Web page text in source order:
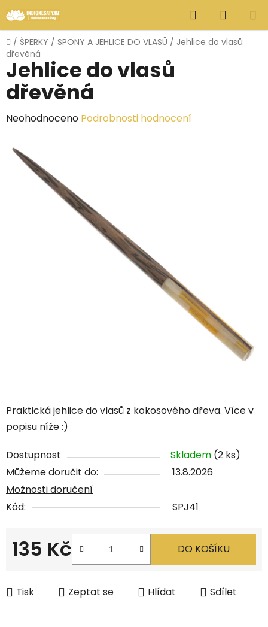
na
obsah
Hledat
KOŠÍK
Domů
/ ŠPERKY / SPONY A JEHLICE DO VLASŮ / Jehlice do vlasů
dřevěná
Praktická jehlice do vlasů z kokosového dřeva. Více v
popisu níže :)
Dostupnost Skladem (2 ks)
Můžeme doručit do:
13.8.2026
Možnosti doručení
Kód:
SPJ41
135 Kč DO KOŠÍKU
Tisk Zeptat se Hlídat Sdílet
Jehlice do vlasů
dřevěná
Průměrné
produktu
Neohodnoceno Podrobnosti hodnocení